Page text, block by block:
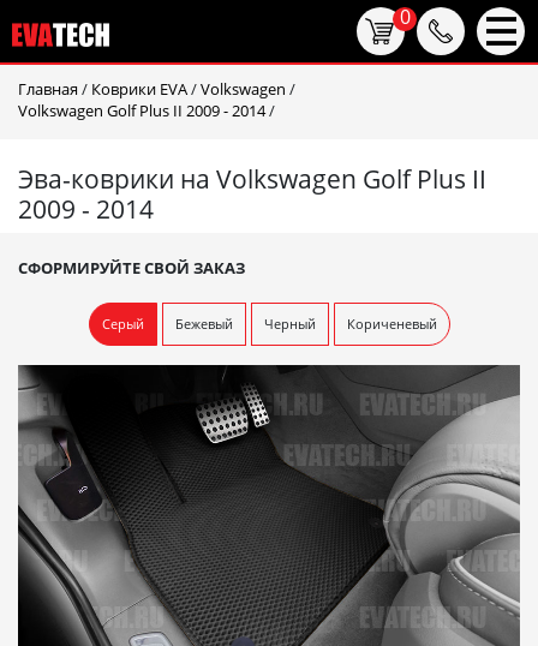
Главная / Коврики EVA/Volkswagen /
Volkswagen Golf Plus II 2009 - 2014/
Эва-коврики на Volkswagen Golf Plus II
2009 - 2014
СФОРМИРУЙТЕ СВОЙ ЗАКАЗ
Серый Бежевый Черный Кориченевый
0